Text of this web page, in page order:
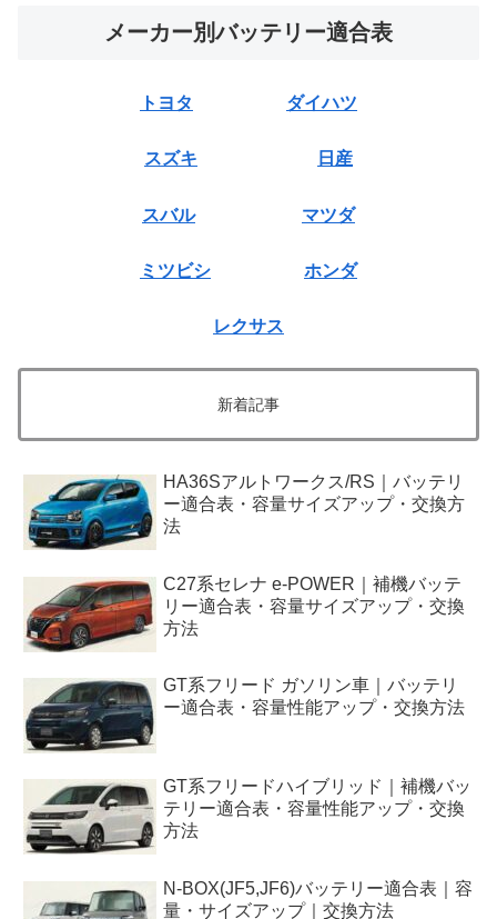
メーカー別バッテリー適合表
トヨタ ダイハツ
スズキ 日産
スバル マツダ
ミツビシ ホンダ
レクサス
新着記事
HA36Sアルトワークス/RS｜バッテリ
ー適合表・容量サイズアップ・交換方
法
C27系セレナ e-POWER｜補機バッテ
リー適合表・容量サイズアップ・交換
方法
GT系フリード ガソリン車｜バッテリ
ー適合表・容量性能アップ・交換方法
GT系フリードハイブリッド｜補機バッ
テリー適合表・容量性能アップ・交換
方法
N-BOX(JF5,JF6)バッテリー適合表｜容
量・サイズアップ｜交換方法